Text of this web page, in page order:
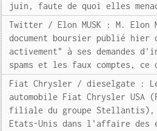
juin, faute de quoi elles
Twitter / Elon MUSK : M. Elon
document boursier publié
activement" à ses demandes
spams et les faux comptes,
Fiat Chrysler / dieselgate :
automobile Fiat Chrysler USA
filiale du groupe Stellantis),
Etats-Unis dans l'affaire des